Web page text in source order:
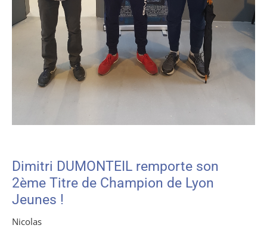
Dimitri DUMONTEIL remporte son
2ème Titre de Champion de Lyon
Jeunes !
Nicolas